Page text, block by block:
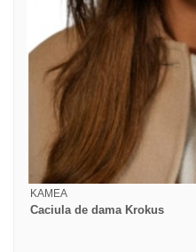
KAMEA
Caciula de dama Krokus